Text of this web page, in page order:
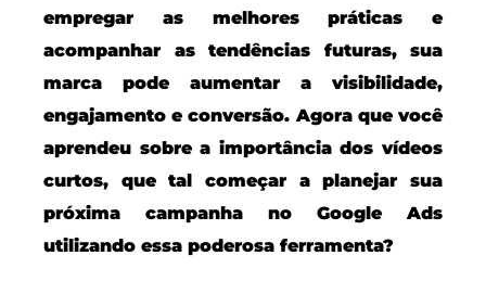
empregar as melhores práticas e
acompanhar as tendências futuras, sua
marca pode aumentar a visibilidade,
engajamento e conversão. Agora que você
aprendeu sobre a importância dos vídeos
curtos, que tal começar a planejar sua
próxima campanha no Google Ads
utilizando essa poderosa ferramenta?